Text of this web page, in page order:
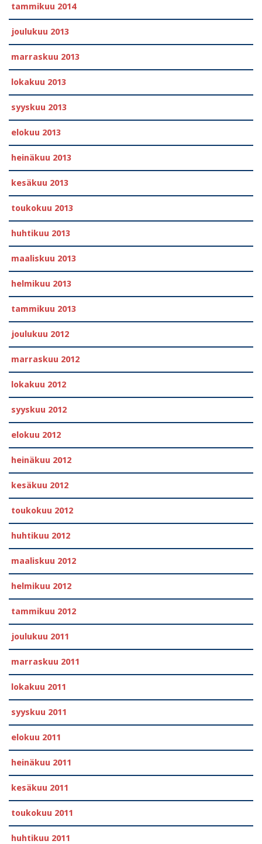
tammikuu 2014
joulukuu 2013
marraskuu 2013
lokakuu 2013
syyskuu 2013
elokuu 2013
heinäkuu 2013
kesäkuu 2013
toukokuu 2013
huhtikuu 2013
maaliskuu 2013
helmikuu 2013
tammikuu 2013
joulukuu 2012
marraskuu 2012
lokakuu 2012
syyskuu 2012
elokuu 2012
heinäkuu 2012
kesäkuu 2012
toukokuu 2012
huhtikuu 2012
maaliskuu 2012
helmikuu 2012
tammikuu 2012
joulukuu 2011
marraskuu 2011
lokakuu 2011
syyskuu 2011
elokuu 2011
heinäkuu 2011
kesäkuu 2011
toukokuu 2011
huhtikuu 2011